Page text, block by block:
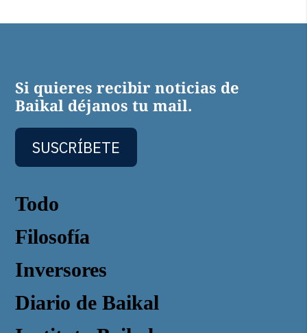
Todo
Filosofía
Inversores
Diario de Baikal
Si quieres recibir noticias de
Baikal déjanos tu mail.
SUSCRÍBETE